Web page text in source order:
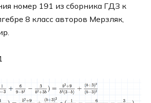
номер 191 из сборника ГДЗ к
8 класс авторов Мерзляк,